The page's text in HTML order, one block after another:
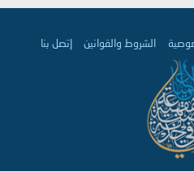
الشروط والقوانين إتصل بنا